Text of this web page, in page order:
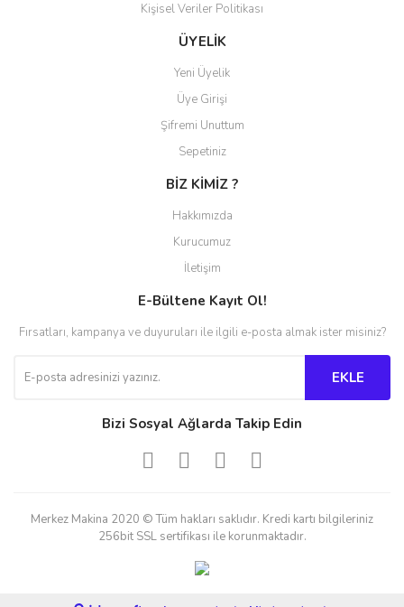
Gönder
Kişisel Veriler Politikası
ÜYELİK
Yeni Üyelik
Üye Girişi
Şifremi Unuttum
Sepetiniz
BİZ KİMİZ ?
Hakkımızda
Kurucumuz
İletişim
E-Bültene Kayıt Ol!
Fırsatları, kampanya ve duyuruları ile ilgili e-posta almak ister misiniz?
EKLE
Bizi Sosyal Ağlarda Takip Edin
Merkez Makina 2020 © Tüm hakları saklıdır. Kredi kartı bilgileriniz
256bit SSL sertifikası ile korunmaktadır.